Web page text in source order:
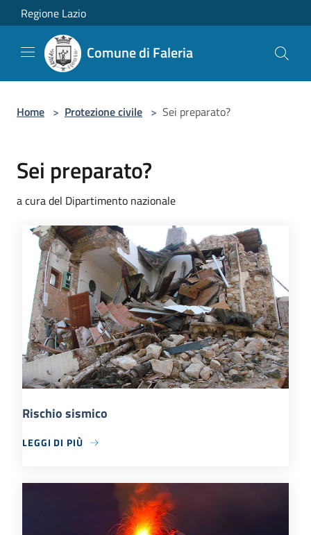
Salta al contenuto principale
Regione Lazio
Comune di Faleria
Home > Protezione civile > Sei preparato?
Sei preparato?
a cura del Dipartimento nazionale
Rischio sismico
LEGGI DI PIÙ